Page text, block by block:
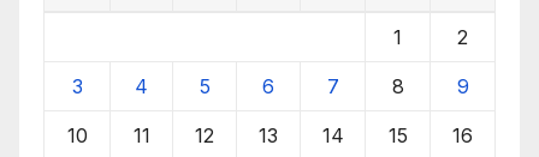
1 2
3 4 5 6 7 8 9
10 11 12 13 14 15 16